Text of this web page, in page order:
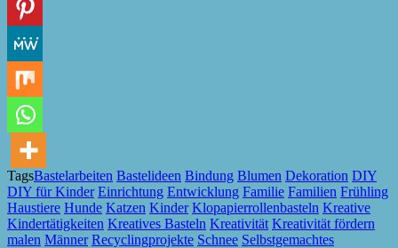
TagsBastelarbeiten Bastelideen Bindung Blumen Dekoration DIY
DIY für Kinder Einrichtung Entwicklung Familie Familien Frühling
Haustiere Hunde Katzen Kinder Klopapierrollenbasteln Kreative
Kindertätigkeiten Kreatives Basteln Kreativität Kreativität fördern
malen Männer Recyclingprojekte Schnee Selbstgemachtes